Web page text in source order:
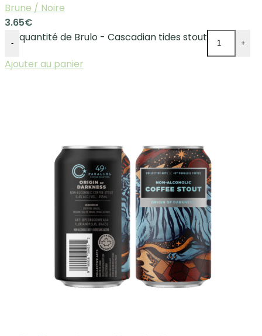
Brune / Noire
3.65€
- quantité de Brulo - Cascadian tides stout +
Ajouter au panier